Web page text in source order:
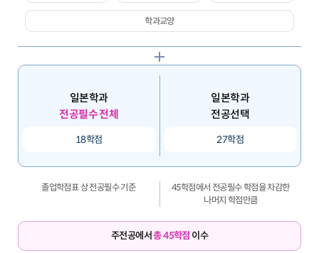
학과교양
일본학과
전공필수 전체
18학점
일본학과
전공선택
27학점
졸업학점표 상 전공필수 기준
45학점에서 전공필수 학점을 차감한
나머지 학점만큼
주전공에서총 45학점 이수